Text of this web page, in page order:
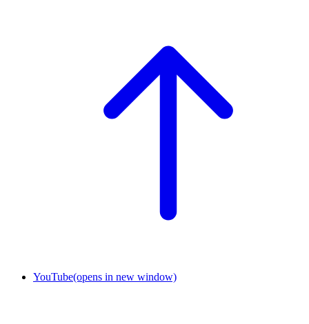
YouTube(opens in new window)